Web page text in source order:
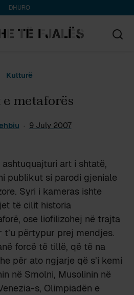
DHURO
Kulturë
e metaforës
9 July 2007
art i shtatë,
publikut si parodi gjeniale
Syri i kameras ishte
të cilit historia
ose liofilizohej në trajta
përtypur prej mendjes.
forcë të tillë, që të na
për ato ngjarje që s’i kemi
në Smolni, Musolinin në
s, Olimpiadën e